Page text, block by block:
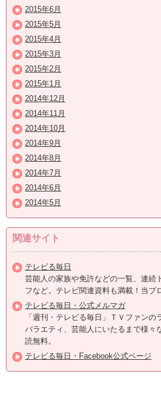
2015年6月
2015年5月
2015年4月
2015年3月
2015年2月
2015年1月
2014年12月
2014年11月
2014年10月
2014年9月
2014年8月
2014年7月
2014年6月
2014年5月
関連サイト
テレビる毎日
芸能人の家族や免許などの一覧、連続
フなど。テレビ関連資料も満載！当ブ
テレビる毎日・公式メルマガ
「週刊・テレビる毎日」ＴＶファン
バラエティ、芸能人にいたるまで様々
読無料。
テレビる毎日・Facebook公式ページ